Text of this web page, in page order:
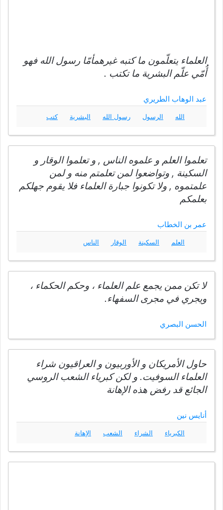
العلماء يتعلّمون ما كتبه غيرهمأمّا رسول الله فهو
أُمّي علّم البشرية ما تكتب .
عبد الوهاب الطريري
الله الرسول رسول الله البشرية كتب
تعلموا العلم و علموه الناس , و تعلموا الوقار و
السكينة , وتواضعوا لمن تعلمتم منه و لمن
علمتموه , ولا تكونوا جبارة العلماء فلا يقوم جهلكم
بعلمكم
عمر بن الخطاب
العلم السكينة الوقار الناس
لا تكن ممن يجمع علم العلماء ، وحكم الحكماء ،
ويجري في مجرى السفهاء.
الحسن البصري
حاول الأمريكان و الأوربيون و العراقيون شراء
العلماء السوفيت. و لكن كبرياء الشعب الروسي
الجائع قد رفض هذه الإهانة
أنايس نين
الكبرياء الشراء الشعب الإهانة